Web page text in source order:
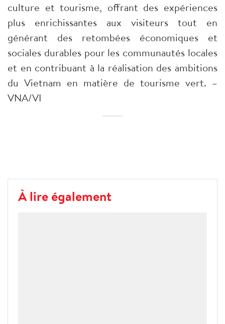
culture et tourisme, offrant des expériences
plus enrichissantes aux visiteurs tout en
générant des retombées économiques et
sociales durables pour les communautés locales
et en contribuant à la réalisation des ambitions
du Vietnam en matière de tourisme vert. –
VNA/VI
À lire également